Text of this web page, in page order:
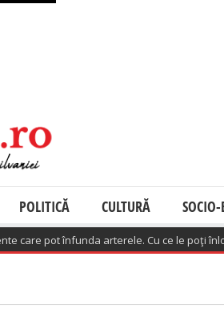
POLITICĂ CULTURĂ
pot înfunda arterele. Cu ce le poţi înlocui